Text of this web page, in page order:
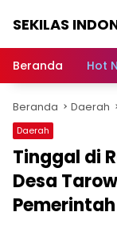
SEKILAS
Terkini,
Latest
World,
Headlines,
News
Today
Beranda Hot
Beranda Daerah
Daerah
Tinggal di
Desa
Pemerintah